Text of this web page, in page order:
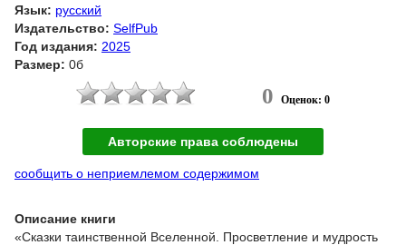
Язык: русский
Издательство: SelfPub
Год издания: 2025
Размер: 0б
0 Оценок: 0
Авторские права соблюдены
сообщить о неприемлемом содержимом
Описание книги
«Сказки таинственной Вселенной. Просветление и мудрость